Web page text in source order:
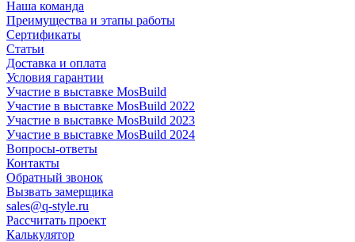
Наша команда
Преимущества и этапы работы
Сертификаты
Статьи
Доставка и оплата
Условия гарантии
Участие в выставке MosBuild
Участие в выставке MosBuild 2022
Участие в выставке MosBuild 2023
Участие в выставке MosBuild 2024
Вопросы-ответы
Контакты
Обратный звонок
Вызвать замерщика
sales@q-style.ru
Рассчитать проект
Калькулятор